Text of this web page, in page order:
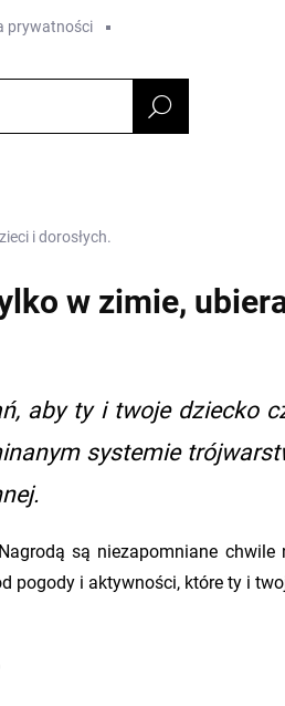
prywatności
i dorosłych.
w zimie,
aby ty i twoje dziecko
systemie
są niezapomniane
pogody i aktywności, które ty i